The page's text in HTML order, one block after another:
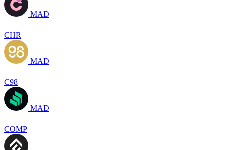
MAD
CHR
MAD
C98
MAD
COMP